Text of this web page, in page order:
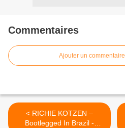
Commentaires
Ajouter un commentaire
< RICHIE KOTZEN –
Bootlegged In Brazil -